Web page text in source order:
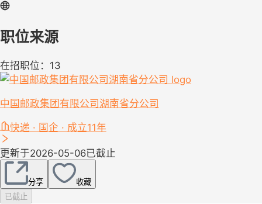
职位来源
在招职位：13
中国邮政集团有限公司湖南省分公司
快递 · 国企 · 成立11年
更新于2026-05-06已截止
分享
收藏
已截止